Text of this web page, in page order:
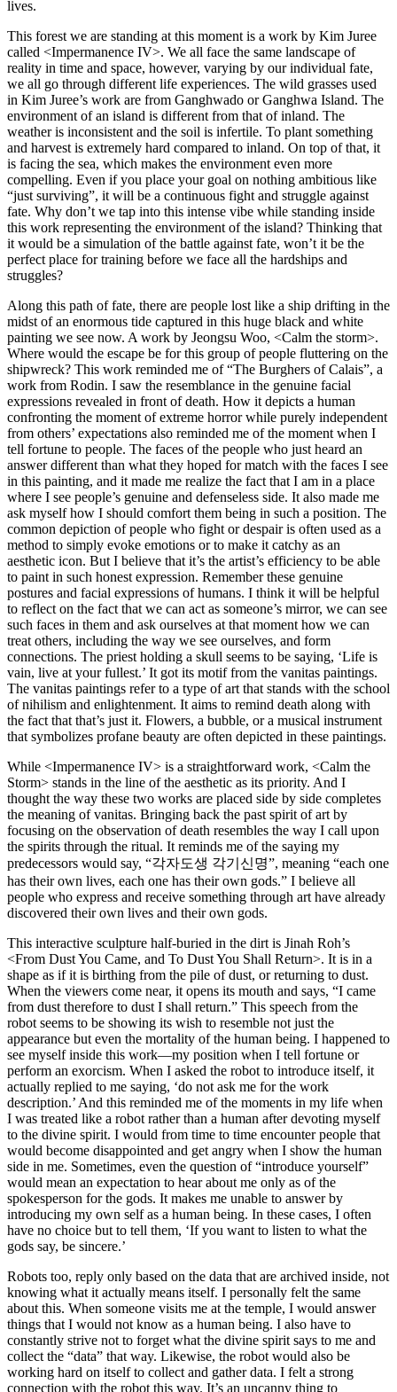
lives.
This forest we are standing at this moment is a work by Kim Juree
called <Impermanence IV>. We all face the same landscape of
reality in time and space, however, varying by our individual fate,
we all go through different life experiences. The wild grasses used
in Kim Juree’s work are from Ganghwado or Ganghwa Island. The
environment of an island is different from that of inland. The
weather is inconsistent and the soil is infertile. To plant something
and harvest is extremely hard compared to inland. On top of that, it
is facing the sea, which makes the environment even more
compelling. Even if you place your goal on nothing ambitious like
“just surviving”, it will be a continuous fight and struggle against
fate. Why don’t we tap into this intense vibe while standing inside
this work representing the environment of the island? Thinking that
it would be a simulation of the battle against fate, won’t it be the
perfect place for training before we face all the hardships and
struggles?
Along this path of fate, there are people lost like a ship drifting in the
midst of an enormous tide captured in this huge black and white
painting we see now. A work by Jeongsu Woo, <Calm the storm>.
Where would the escape be for this group of people fluttering on the
shipwreck? This work reminded me of “The Burghers of Calais”, a
work from Rodin. I saw the resemblance in the genuine facial
expressions revealed in front of death. How it depicts a human
confronting the moment of extreme horror while purely independent
from others’ expectations also reminded me of the moment when I
tell fortune to people. The faces of the people who just heard an
answer different than what they hoped for match with the faces I see
in this painting, and it made me realize the fact that I am in a place
where I see people’s genuine and defenseless side. It also made me
ask myself how I should comfort them being in such a position. The
common depiction of people who fight or despair is often used as a
method to simply evoke emotions or to make it catchy as an
aesthetic icon. But I believe that it’s the artist’s efficiency to be able
to paint in such honest expression. Remember these genuine
postures and facial expressions of humans. I think it will be helpful
to reflect on the fact that we can act as someone’s mirror, we can see
such faces in them and ask ourselves at that moment how we can
treat others, including the way we see ourselves, and form
connections. The priest holding a skull seems to be saying, ‘Life is
vain, live at your fullest.’ It got its motif from the vanitas paintings.
The vanitas paintings refer to a type of art that stands with the school
of nihilism and enlightenment. It aims to remind death along with
the fact that that’s just it. Flowers, a bubble, or a musical instrument
that symbolizes profane beauty are often depicted in these paintings.
While <Impermanence IV> is a straightforward work, <Calm the
Storm> stands in the line of the aesthetic as its priority. And I
thought the way these two works are placed side by side completes
the meaning of vanitas. Bringing back the past spirit of art by
focusing on the observation of death resembles the way I call upon
the spirits through the ritual. It reminds me of the saying my
predecessors would say, “각자도생 각기신명”, meaning “each one
has their own lives, each one has their own gods.” I believe all
people who express and receive something through art have already
discovered their own lives and their own gods.
This interactive sculpture half-buried in the dirt is Jinah Roh’s
<From Dust You Came, and To Dust You Shall Return>. It is in a
shape as if it is birthing from the pile of dust, or returning to dust.
When the viewers come near, it opens its mouth and says, “I came
from dust therefore to dust I shall return.” This speech from the
robot seems to be showing its wish to resemble not just the
appearance but even the mortality of the human being. I happened to
see myself inside this work—my position when I tell fortune or
perform an exorcism. When I asked the robot to introduce itself, it
actually replied to me saying, ‘do not ask me for the work
description.’ And this reminded me of the moments in my life when
I was treated like a robot rather than a human after devoting myself
to the divine spirit. I would from time to time encounter people that
would become disappointed and get angry when I show the human
side in me. Sometimes, even the question of “introduce yourself”
would mean an expectation to hear about me only as of the
spokesperson for the gods. It makes me unable to answer by
introducing my own self as a human being. In these cases, I often
have no choice but to tell them, ‘If you want to listen to what the
gods say, be sincere.’
Robots too, reply only based on the data that are archived inside, not
knowing what it actually means itself. I personally felt the same
about this. When someone visits me at the temple, I would answer
things that I would not know as a human being. I also have to
constantly strive not to forget what the divine spirit says to me and
collect the “data” that way. Likewise, the robot would also be
working hard on itself to collect and gather data. I felt a strong
connection with the robot this way. It’s an uncanny thing to